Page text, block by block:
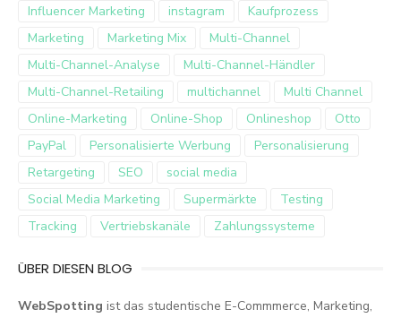
Influencer Marketing
instagram
Kaufprozess
Marketing
Marketing Mix
Multi-Channel
Multi-Channel-Analyse
Multi-Channel-Händler
Multi-Channel-Retailing
multichannel
Multi Channel
Online-Marketing
Online-Shop Onlineshop
Otto
PayPal
Personalisierte Werbung
Personalisierung
Retargeting
SEO
social media
Social Media Marketing
Supermärkte
Testing
Tracking
Vertriebskanäle Zahlungssysteme
ÜBER DIESEN BLOG
WebSpotting ist das studentische E-Commmerce, Marketing,